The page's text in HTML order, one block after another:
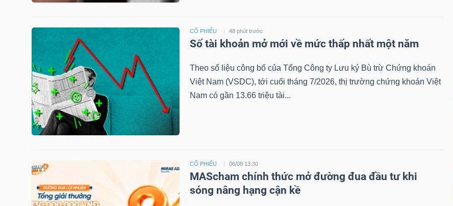
CỔ PHIẾU 48 phút trước
Số tài khoản mở mới về mức thấp nhất một năm
Theo số liệu công bố của Tổng Công ty Lưu ký Bù trừ Chứng khoán
Việt Nam (VSDC), tới cuối tháng 7/2026, thị trường chứng khoán Việt
Nam có gần 13.66 triệu tài...
CỔ PHIẾU 06/08 13:30
MAScham chính thức mở đường đua đầu tư khi
sóng nâng hạng cận kề
DOANH
NGHIỆP
PHÁI
SINH